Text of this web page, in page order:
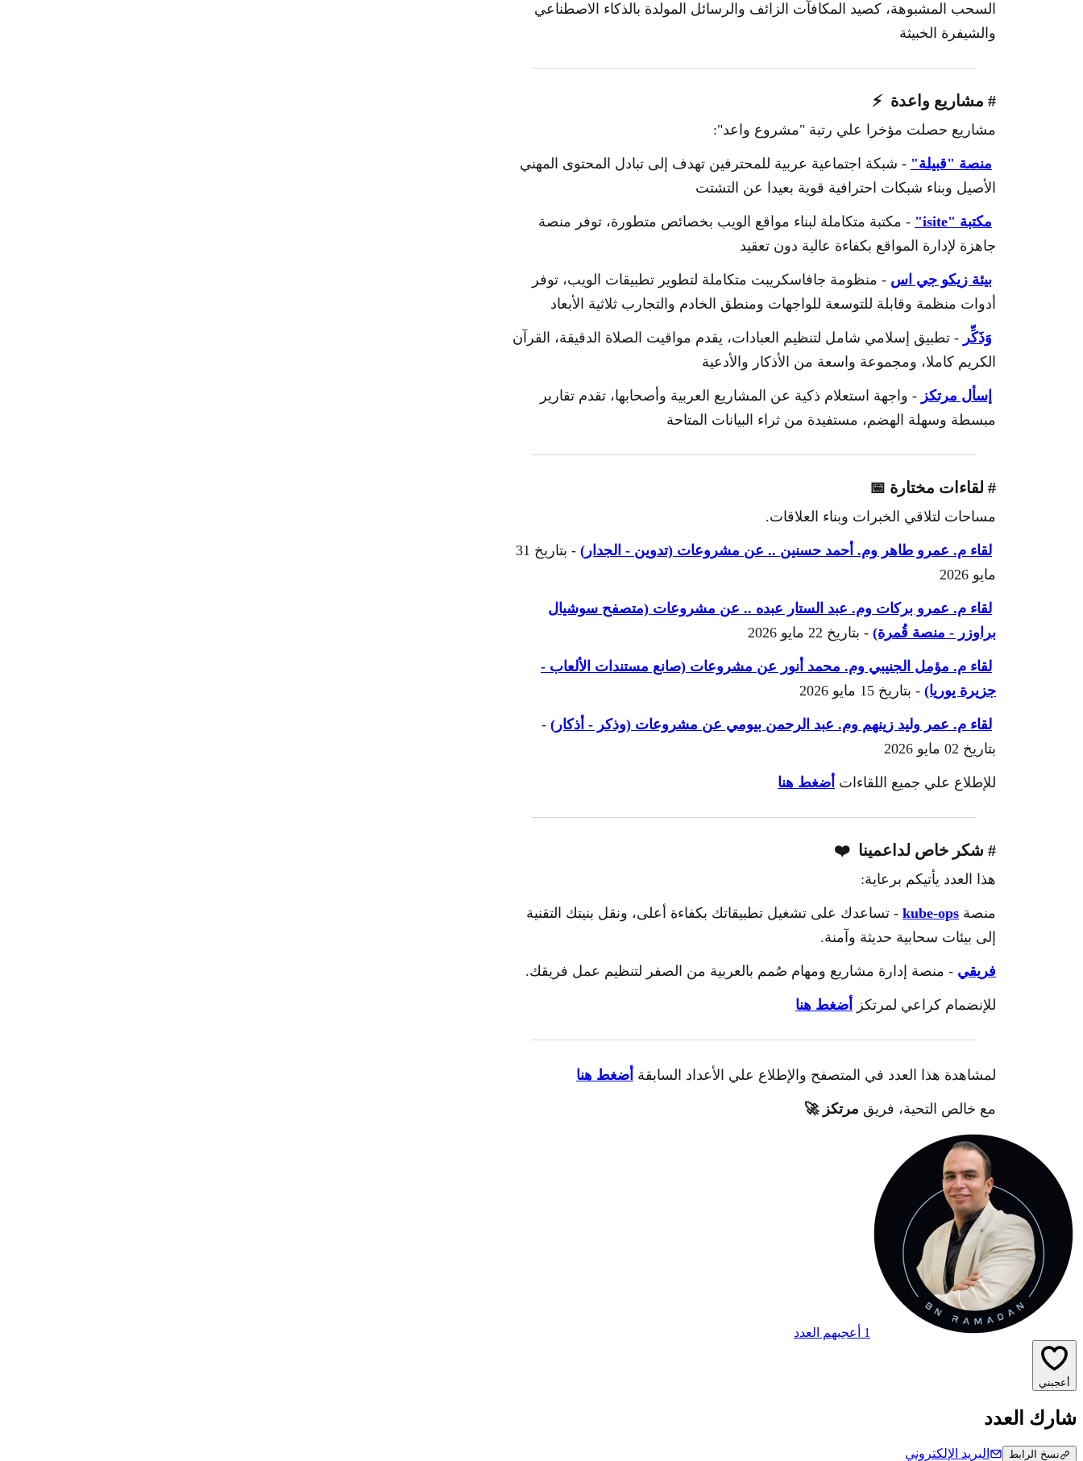
السحب المشبوهة، كصيد المكافآت الزائف والرسائل المولدة بالذكاء الاصطناعي
والشيفرة الخبيثة
# مشاريع واعدة ⚡
مشاريع حصلت مؤخرا علي رتبة "مشروع واعد":
منصة "قبيلة" - شبكة اجتماعية عربية للمحترفين تهدف إلى تبادل المحتوى المهني
الأصيل وبناء شبكات احترافية قوية بعيدا عن التشتت
مكتبة "isite"
- مكتبة متكاملة لبناء مواقع الويب بخصائص متطورة، توفر منصة
جاهزة لإدارة المواقع بكفاءة عالية دون تعقيد
بيئة زيكو جي اس - منظومة جافاسكريبت متكاملة لتطوير تطبيقات الويب، توفر
أدوات منظمة وقابلة للتوسعة للواجهات ومنطق الخادم والتجارب ثلاثية الأبعاد
وَذَكِّر - تطبيق إسلامي شامل لتنظيم العبادات، يقدم مواقيت الصلاة الدقيقة، القرآن
الكريم كاملا، ومجموعة واسعة من الأذكار والأدعية
إسأل مرتكز - واجهة استعلام ذكية عن المشاريع العربية وأصحابها، تقدم تقارير
مبسطة وسهلة الهضم، مستفيدة من ثراء البيانات المتاحة
# لقاءات مختارة 📅
مساحات لتلاقي الخبرات وبناء العلاقات.
لقاء م. عمرو طاهر وم. أحمد حسنين .. عن مشروعات (تدوين - الجدار)
- بتاريخ 31
مايو 2026
لقاء م. عمرو بركات وم. عبد الستار عبده .. عن مشروعات (متصفح سوشيال
براوزر - منصة قُمرة) - بتاريخ 22 مايو 2026
لقاء م. مؤمل الجنيبي وم. محمد أنور عن مشروعات (صانع مستندات الألعاب -
جزيرة يوريا) - بتاريخ 15 مايو 2026
لقاء م. عمر وليد زينهم وم. عبد الرحمن بيومي عن مشروعات (وذكر - أذكار) -
بتاريخ 02 مايو 2026
للإطلاع علي جميع اللقاءات أضغط هنا
# شكر خاص لداعمينا ❤️
هذا العدد يأتيكم برعاية:
منصة kube-ops - تساعدك على تشغيل تطبيقاتك بكفاءة أعلى، ونقل بنيتك التقنية
إلى بيئات سحابية حديثة وآمنة.
فريقي - منصة إدارة مشاريع ومهام صُمم بالعربية من الصفر لتنظيم عمل فريقك.
للإنضمام كراعي لمرتكز أضغط هنا
لمشاهدة هذا العدد في المتصفح والإطلاع علي الأعداد السابقة أضغط هنا
مع خالص التحية، فريق مرتكز🚀
1 أعجبهم العدد
أعجبني
شارك العدد
نسخ الرابط البريد الإلكتروني